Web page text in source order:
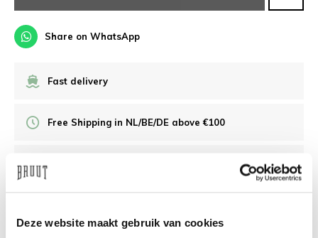
Deze website maakt gebruik van cookies
Share on WhatsApp
Fast delivery
Free Shipping in NL/BE/DE above €100